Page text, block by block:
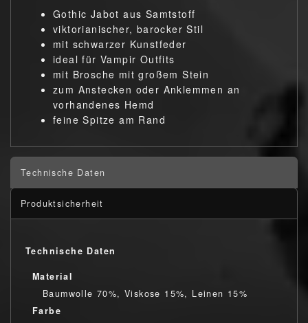
Gothic Jabot aus Samtstoff
viktorianischer, barocker Stil
mit schwarzer Kunstfeder
ideal für Vampir Outfits
mit Brosche mit großem Stein
zum Anstecken oder Anklemmen an
vorhandenes Hemd
feine Spitze am Rand
Technische Daten
Produktsicherheit
Technische Daten
Material
Baumwolle 70%, Viskose 15%, Leinen 15%
Farbe